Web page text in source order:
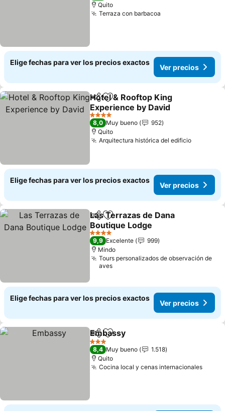
Quito
Terraza con barbacoa
Elige fechas para ver los precios exactos
Ver precios
CompartirAgregar a favoritos
Hotel & Rooftop King
Experience by David
4 Estrellas
8,0 Muy bueno
952
Quito
Arquitectura histórica del edificio
Elige fechas para ver los precios exactos
Ver precios
CompartirAgregar a favoritos
Las Terrazas de Dana
Boutique Lodge
4 Estrellas
9,9 Excelente
999
Mindo
Tours personalizados de observación de
aves
Elige fechas para ver los precios exactos
Ver precios
CompartirAgregar a favoritos
Embassy
3 Estrellas
8,4 Muy bueno
1.518
Quito
Cocina local y cenas internacionales